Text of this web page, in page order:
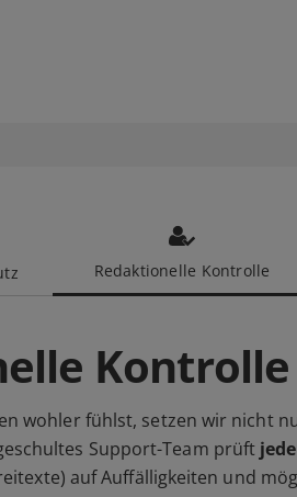
Redaktionelle Kontrolle
Kontrolle
wohler fühlst, setzen wir nicht
Support-Team prüft
auf Auffälligkeiten und